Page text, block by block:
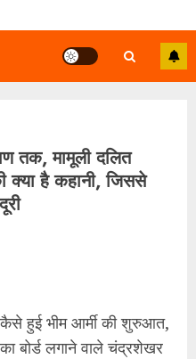
तक, मामूली दलित
है कहानी, जिससे
हुई भीम आर्मी की शुरुआत,
बोर्ड लगाने वाले चंद्रशेखर